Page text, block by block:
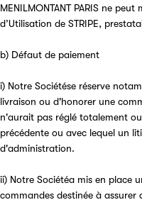
MENILMONTANT PARIS ne
d’Utilisation de STRIPE,
b) Défaut de paiement
i) Notre Sociétése réserve
livraison ou d'honorer une
n'aurait pas réglé totalement
précédente ou avec lequel un
d'administration.
ii) Notre Sociétéa mis en place
commandes destinée à assurer